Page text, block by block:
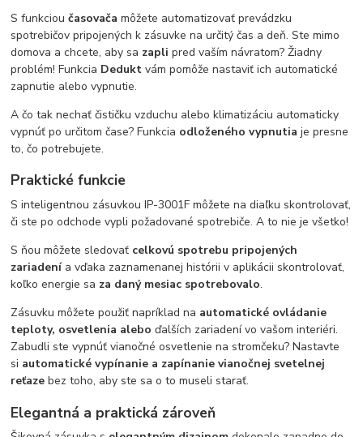
S funkcioučasovača môžete automatizovať prevádzku
spotrebičov pripojených k zásuvke na určitý čas a deň. Ste mimo
domova a chcete, aby sa zapli pred vaším návratom? Žiadny
problém! Funkcia Dedukt vám pomôže nastaviť ich automatické
zapnutie alebo vypnutie.
A čo tak nechať čističku vzduchu alebo klimatizáciu automaticky
vypnúť po určitom čase? Funkcia odloženého vypnutia je presne
to, čo potrebujete.
Praktické funkcie
S inteligentnou zásuvkou IP-3001F môžete na diaľku skontrolovať,
či ste po odchode vypli požadované spotrebiče. A to nie je všetko!
S ňou môžete sledovať celkovú spotrebu pripojených
zariadenía vďaka zaznamenanej histórii v aplikácii skontrolovať,
koľko energie sa za daný mesiac spotrebovalo.
Zásuvku môžete použiť napríklad na automatické ovládanie
teploty, osvetlenia aleboďalších zariadení vo vašom interiéri.
Zabudli ste vypnúť vianočné osvetlenie na stromčeku? Nastavte
si automatické vypínanie a zapínanie vianočnej svetelnej
reťaze bez toho, aby ste sa o to museli starať.
Elegantná a praktická zároveň